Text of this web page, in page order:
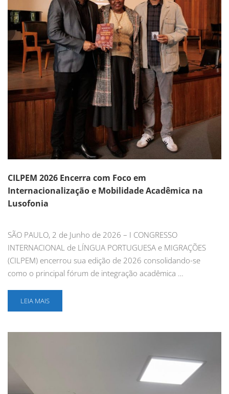
CILPEM 2026 Encerra com Foco em
Internacionalização e Mobilidade Acadêmica na
Lusofonia
SÃO PAULO, 2 de Junho de 2026 – I CONGRESSO
INTERNACIONAL de LÍNGUA PORTUGUESA e MIGRAÇÕES
(CILPEM) encerrou sua edição de 2026 consolidando-se
como o principal fórum de integração acadêmica …
LEIA MAIS